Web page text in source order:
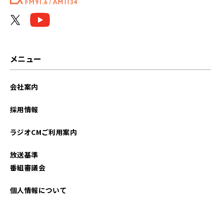
メニュー
会社案内
採用情報
ラジオCMご利用案内
放送基準
番組審議会
個人情報について